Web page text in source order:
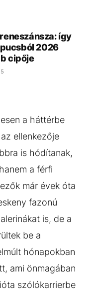
így
2026
cipője
a háttérbe
ellenkezője
is hódítanak,
a férfi
már évek óta
fazonú
is, de a
be a
hónapokban
ami önmagában
szólókarrierbe